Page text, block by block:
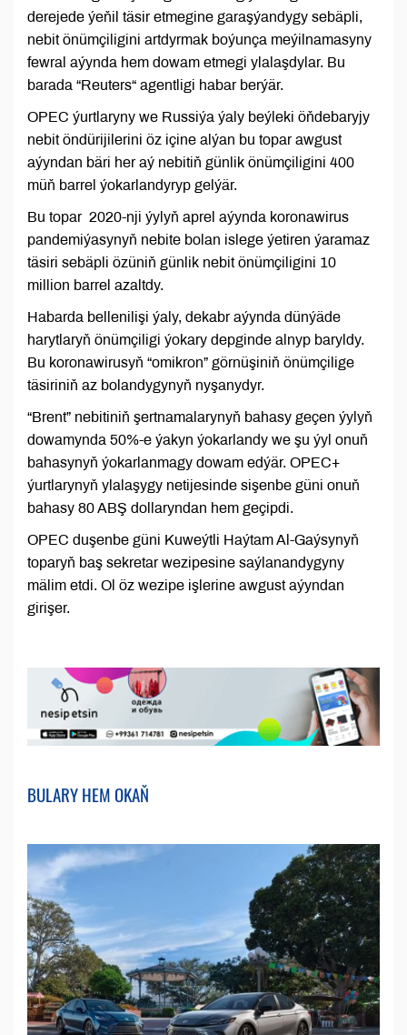
derejede ýeňil täsir etmegine garaşýandygy sebäpli,
nebit önümçiligini artdyrmak boýunça meýilnamasyny
fewral aýynda hem dowam etmegi ylalaşdylar. Bu
barada “Reuters“ agentligi habar berýär.
OPEC ýurtlaryny we Russiýa ýaly beýleki öňdebaryjy
nebit öndürijilerini öz içine alýan bu topar awgust
aýyndan bäri her aý nebitiň günlik önümçiligini 400
müň barrel ýokarlandyryp gelýär.
Bu topar 2020-nji ýylyň aprel aýynda koronawirus
pandemiýasynyň nebite bolan islege ýetiren ýaramaz
täsiri sebäpli özüniň günlik nebit önümçiligini 10
million barrel azaltdy.
Habarda bellenilişi ýaly, dekabr aýynda dünýäde
harytlaryň önümçiligi ýokary depginde alnyp baryldy.
Bu koronawirusyň “omikron” görnüşiniň önümçilige
täsiriniň az bolandygynyň nyşanydyr.
“Brent” nebitiniň şertnamalarynyň bahasy geçen ýylyň
dowamynda 50%-e ýakyn ýokarlandy we şu ýyl onuň
bahasynyň ýokarlanmagy dowam edýär. OPEC+
ýurtlarynyň ylalaşygy netijesinde sişenbe güni onuň
bahasy 80 ABŞ dollaryndan hem geçipdi.
OPEC duşenbe güni Kuweýtli Haýtam Al-Gaýsynyň
toparyň baş sekretar wezipesine saýlanandygyny
mälim etdi. Ol öz wezipe işlerine awgust aýyndan
girişer.
BULARY HEM OKAŇ